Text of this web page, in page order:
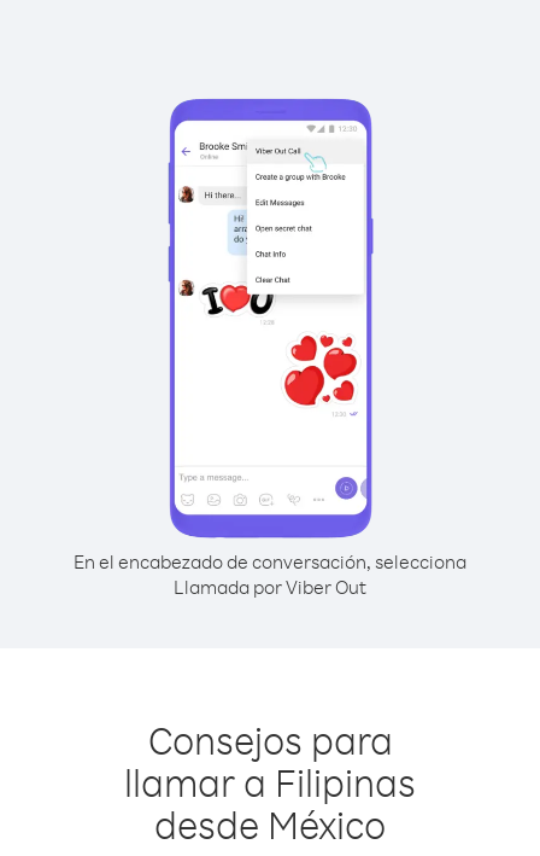
En el encabezado de conversación, selecciona
Llamada por Viber Out
Consejos para
llamar a Filipinas
desde México